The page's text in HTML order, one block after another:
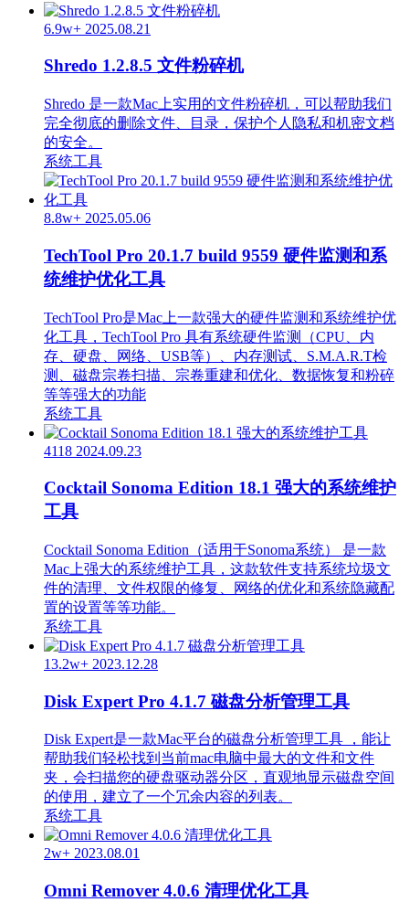
6.9w+ 2025.08.21
Shredo 1.2.8.5 文件粉碎机
Shredo 是一款Mac上实用的文件粉碎机，可以帮助我们
完全彻底的删除文件、目录，保护个人隐私和机密文档
的安全。
系统工具
8.8w+ 2025.05.06
TechTool Pro 20.1.7 build 9559 硬件监测和系
统维护优化工具
TechTool Pro是Mac上一款强大的硬件监测和系统维护优
化工具，TechTool Pro 具有系统硬件监测（CPU、内
存、硬盘、网络、USB等）、内存测试、S.M.A.R.T检
测、磁盘宗卷扫描、宗卷重建和优化、数据恢复和粉碎
等等强大的功能
系统工具
4118 2024.09.23
Cocktail Sonoma Edition 18.1 强大的系统维护
工具
Cocktail Sonoma Edition（适用于Sonoma系统） 是一款
Mac上强大的系统维护工具，这款软件支持系统垃圾文
件的清理、文件权限的修复、网络的优化和系统隐藏配
置的设置等等功能。
系统工具
13.2w+ 2023.12.28
Disk Expert Pro 4.1.7 磁盘分析管理工具
Disk Expert是一款Mac平台的磁盘分析管理工具 ，能让
帮助我们轻松找到当前mac电脑中最大的文件和文件
夹，会扫描您的硬盘驱动器分区，直观地显示磁盘空间
的使用，建立了一个冗余内容的列表。
系统工具
2w+ 2023.08.01
Omni Remover 4.0.6 清理优化工具